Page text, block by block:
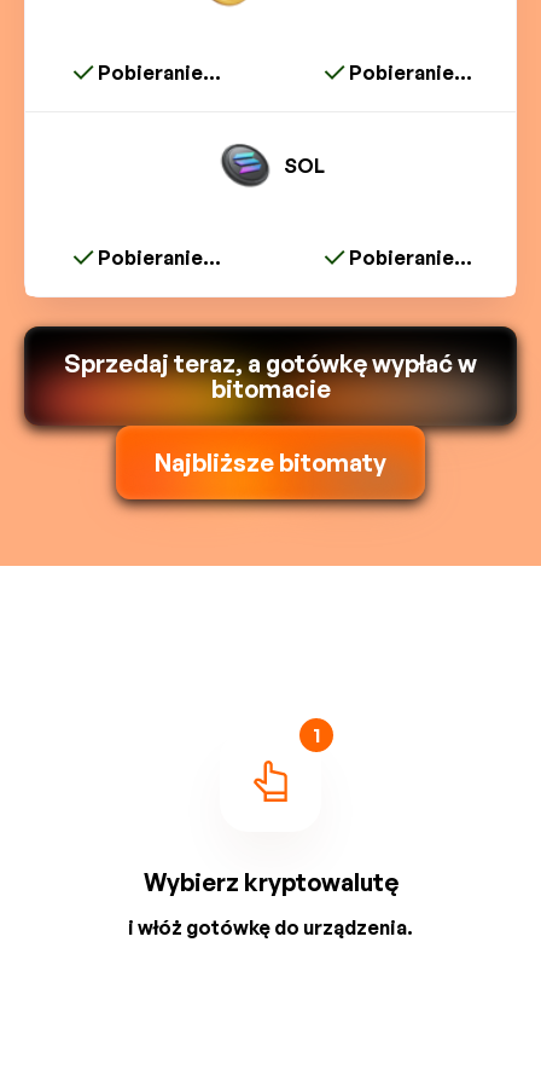
Pobieranie... Pobieranie...
SOL
Pobieranie... Pobieranie...
Sprzedaj teraz, a gotówkę wypłać w
bitomacie
Najbliższe bitomaty
1
Wybierz kryptowalutę
i włóż gotówkę do urządzenia.